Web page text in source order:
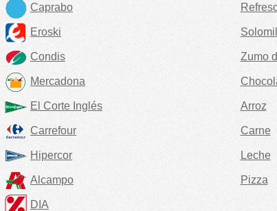
Caprabo
Eroski
Condis
Mercadona
El Corte Inglés
Carrefour
Hipercor
Alcampo
DIA
Zumo
Arroz
Carne
Leche
Pizza